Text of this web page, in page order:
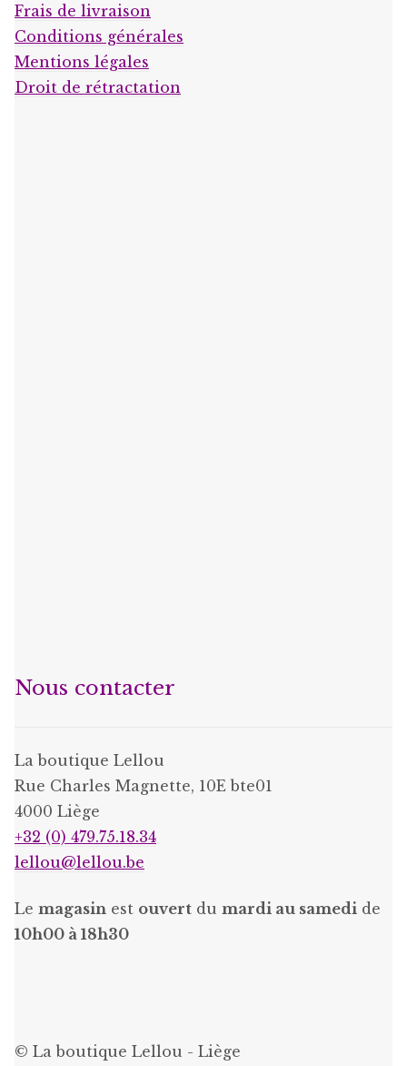
Frais de livraison
Conditions générales
Mentions légales
Droit de rétractation
Nous contacter
La boutique Lellou
Rue Charles Magnette, 10E bte01
4000 Liège
+32 (0) 479.75.18.34
lellou@lellou.be
Le magasin est ouvert du mardi au samedi de
10h00 à 18h30
© La boutique Lellou - Liège